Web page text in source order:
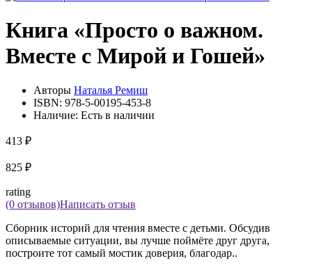
Книга «Просто о важном.
Вместе с Мирой и Гошей»
Авторы Наталья Ремиш
ISBN: 978-5-00195-453-8
Наличие: Есть в наличии
413 ₽
825 ₽
rating
(0 отзывов)Написать отзыв
Сборник историй для чтения вместе с детьми. Обсудив
описываемые ситуации, вы лучше поймёте друг друга,
построите тот самый мостик доверия, благодар..